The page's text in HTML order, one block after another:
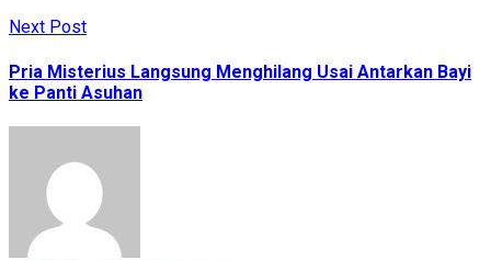
Next Post
Pria Misterius Langsung Menghilang Usai Antarkan Bayi
ke Panti Asuhan